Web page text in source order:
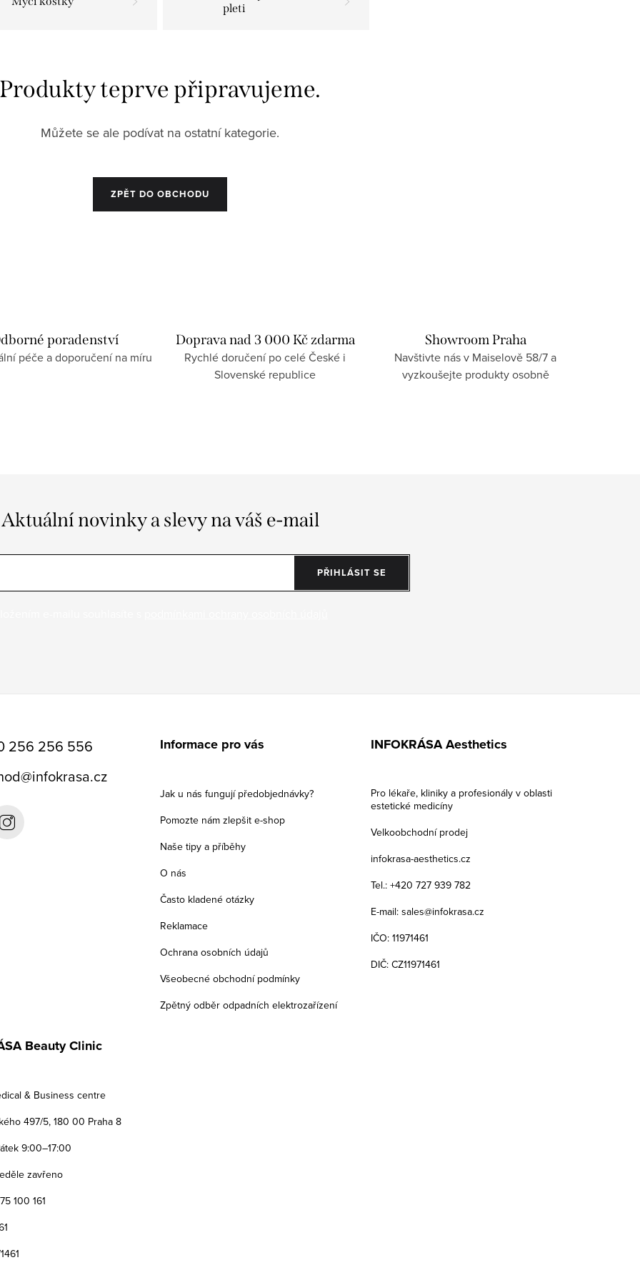
pleti
Produkty teprve připravujeme.
Můžete se ale podívat na ostatní kategorie.
ZPĚT DO OBCHODU
poradenství
péče a doporučení na míru
Doprava nad 3 000 Kč zdarma
Rychlé doručení po celé České i
Slovenské republice
Showroom Praha
Navštivte nás v Maiselově 58/7 a
vyzkoušejte produkty osobně
Aktuální novinky a slevy na váš e-mail
PŘIHLÁSIT SE
256 256 556
@infokrasa.cz
Informace pro vás
Jak u nás fungují předobjednávky?
Pomozte nám zlepšit e-shop
Naše tipy a příběhy
O nás
Často kladené otázky
Reklamace
Ochrana osobních údajů
Všeobecné obchodní podmínky
Zpětný odběr odpadních elektrozařízení
INFOKRÁSA Aesthetics
Pro lékaře, kliniky a profesionály v oblasti
estetické medicíny
Velkoobchodní prodej
infokrasa-aesthetics.cz
Tel.: +420 727 939 782
E-mail: sales@infokrasa.cz
IČO: 11971461
DIČ: CZ11971461
Beauty Clinic
& Business centre
497/5, 180 00 Praha 8
9:00–17:00
zavřeno
100 161